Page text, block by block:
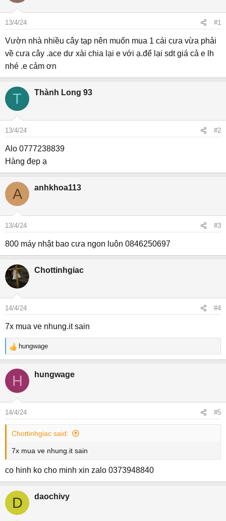
13/4/24 #1
Vườn nhà nhiều cây tạp nên muốn mua 1 cái cưa vừa phải
về cưa cây .ace dư xài chia lại e với ạ.để lại sdt giá cả e lh
nhé .e cảm ơn
T Thành Long 93
13/4/24 #2
Alo 0777238839
Hàng đẹp ạ
A anhkhoa113
13/4/24 #3
800 máy nhật bao cưa ngon luôn 0846250697
Chottinhgiac
14/4/24 #4
7x mua ve nhung.it sain
R
e
a
t
o
n
hungwage
H hungwage
14/4/24 #5
Chottinhgiac said:
7x mua ve nhung.it sain
co hinh ko cho minh xin zalo 0373948840
D daochivy